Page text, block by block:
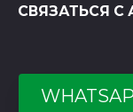
СВЯЗАТЬСЯ С